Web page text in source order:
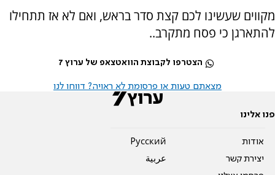
מקווים שעשינו לכם קצת סדר בראש, ואם לא אז תתחילו
להתארגן כי פסח מתקרב..
הצטרפו לקבוצת הוואטצאפ של ערוץ 7
מצאתם טעות או פרסומת לא ראויה? דווחו לנו
פנו אלינו
אודות
יצירת קשר
Pусский
عربية